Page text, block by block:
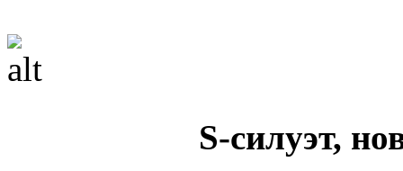
S-силуэт,